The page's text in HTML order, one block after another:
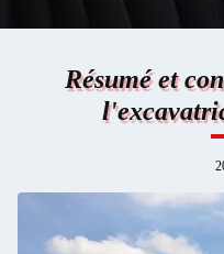
Résumé et